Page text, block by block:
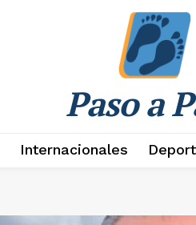
Paso a
Internacionales